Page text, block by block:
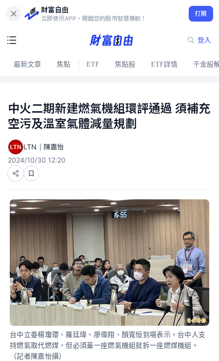
財富自由
立即使用APP，開啟您的股市智慧導航！
打開
登入
最新文章 焦點 ETF 焦點股 ETF詳情 千金股
中火二期新建燃氣機組環評通過 須補充
空污及溫室氣體減量規劃
LTN｜陳嘉怡
2024/10/30 12:20
台中立委楊瓊瓔、羅廷瑋、廖偉翔、顏寬恒到場表示，台中人支
持燃氣取代燃煤，但必須蓋一座燃氣機組就拆一座燃煤機組。
（記者陳嘉怡攝）